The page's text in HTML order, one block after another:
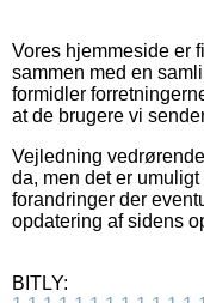
Vores hjemmeside er
sammen med en
formidler
at de brugere vi
Vejledning
da, men det er
forandringer der
opdatering af sidens
BITLY: